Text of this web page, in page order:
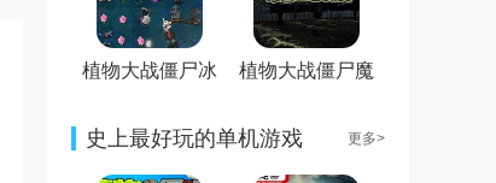
植物大战僵尸冰
植物大战僵尸魔
史上最好玩的单机游戏 更多>